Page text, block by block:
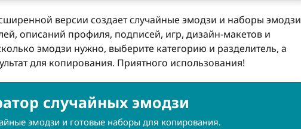
версии создает случайные эмодзи и наборы эмодзи
описаний профиля, подписей, игр, дизайн-макетов и
эмодзи нужно, выберите категорию и разделитель, а
для копирования. Приятного использования!
случайных эмодзи
эмодзи и готовые наборы для копирования.